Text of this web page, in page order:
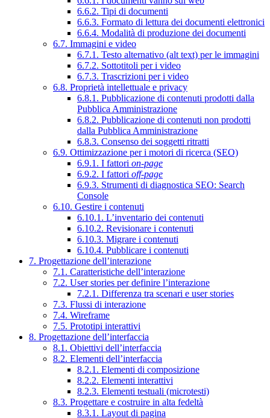
6.6.2. Tipi di documenti
6.6.3. Formato di lettura dei documenti elettronici
6.6.4. Modalità di produzione dei documenti
6.7. Immagini e video
6.7.1. Testo alternativo (alt text) per le immagini
6.7.2. Sottotitoli per i video
6.7.3. Trascrizioni per i video
6.8. Proprietà intellettuale e privacy
6.8.1. Pubblicazione di contenuti prodotti dalla
Pubblica Amministrazione
6.8.2. Pubblicazione di contenuti non prodotti
dalla Pubblica Amministrazione
6.8.3. Consenso dei soggetti ritratti
6.9. Ottimizzazione per i motori di ricerca (SEO)
6.9.1. I fattori on-page
6.9.2. I fattori off-page
6.9.3. Strumenti di diagnostica SEO: Search
Console
6.10. Gestire i contenuti
6.10.1. L’inventario dei contenuti
6.10.2. Revisionare i contenuti
6.10.3. Migrare i contenuti
6.10.4. Pubblicare i contenuti
7. Progettazione dell’interazione
7.1. Caratteristiche dell’interazione
7.2. User stories per definire l’interazione
7.2.1. Differenza tra scenari e user stories
7.3. Flussi di interazione
7.4. Wireframe
7.5. Prototipi interattivi
8. Progettazione dell’interfaccia
8.1. Obiettivi dell’interfaccia
8.2. Elementi dell’interfaccia
8.2.1. Elementi di composizione
8.2.2. Elementi interattivi
8.2.3. Elementi testuali (microtesti)
8.3. Progettare e costruire in alta fedeltà
8.3.1. Layout di pagina